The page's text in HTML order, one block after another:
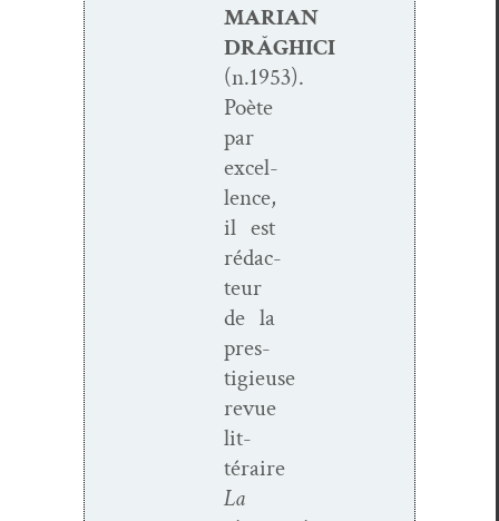
MARIAN
DRĂGHICI
(n.1953).
Poète
par
excel­
lence,
il est
rédac­
teur
de la
pres­
tigieuse
revue
lit­
téraire
La